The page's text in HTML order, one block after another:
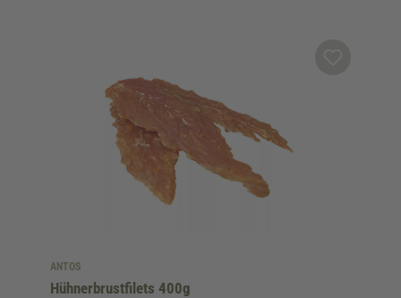
ANTOS
Hühnerbrustfilets 400g